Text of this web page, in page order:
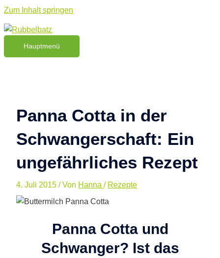
Zum Inhalt springen
Hauptmenü
Panna Cotta in der
Schwangerschaft: Ein
ungefährliches Rezept
4. Juli 2015/ Von Hanna/ Rezepte
Panna Cotta und
Schwanger? Ist das